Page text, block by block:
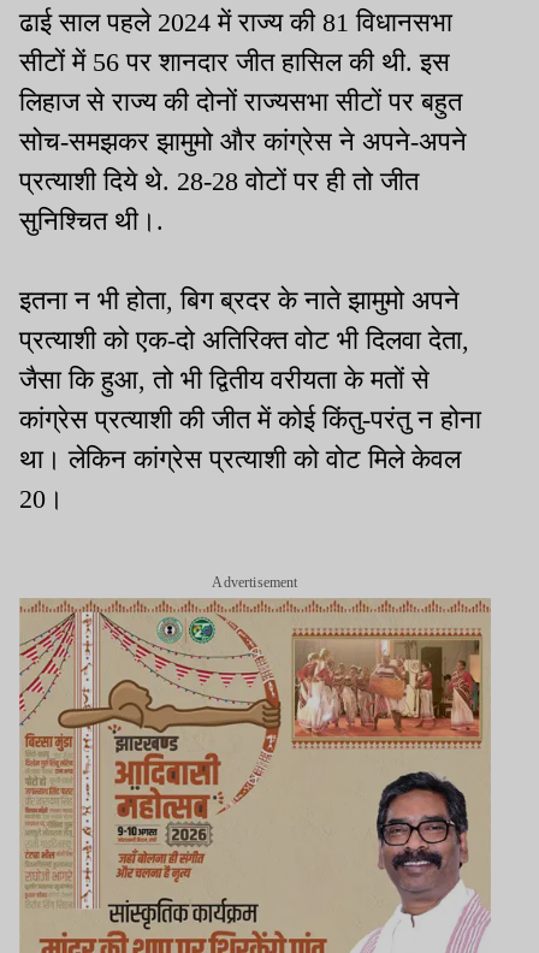
ढाई साल पहले 2024 में राज्य की 81 विधानसभा
सीटों में 56 पर शानदार जीत हासिल की थी. इस
लिहाज से राज्य की दोनों राज्यसभा सीटों पर बहुत
सोच-समझकर झामुमो और कांग्रेस ने अपने-अपने
प्रत्याशी दिये थे. 28-28 वोटों पर ही तो जीत
सुनिश्चित थी।.
इतना न भी होता, बिग ब्रदर के नाते झामुमो अपने
प्रत्याशी को एक-दो अतिरिक्त वोट भी दिलवा देता,
जैसा कि हुआ, तो भी द्वितीय वरीयता के मतों से
कांग्रेस प्रत्याशी की जीत में कोई किंतु-परंतु न होना
था। लेकिन कांग्रेस प्रत्याशी को वोट मिले केवल
20।
Advertisement